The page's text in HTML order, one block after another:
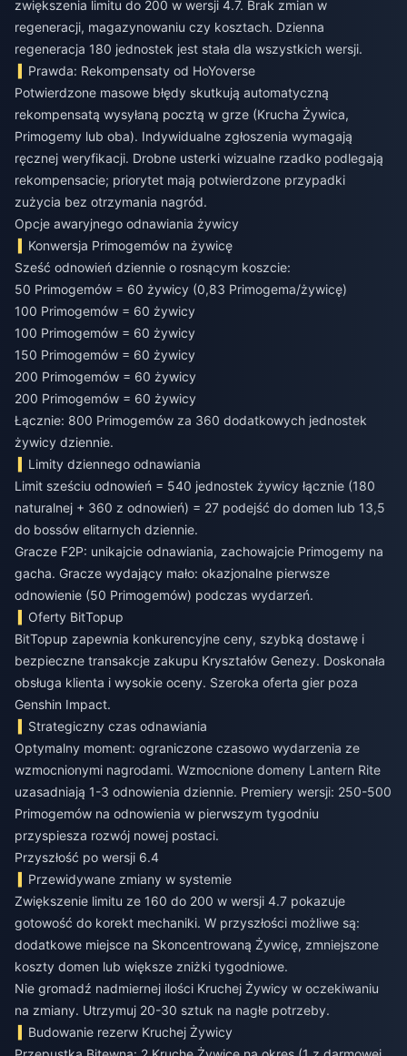
zwiększenia limitu do 200 w wersji 4.7. Brak zmian w
regeneracji, magazynowaniu czy kosztach. Dzienna
regeneracja 180 jednostek jest stała dla wszystkich wersji.
Prawda: Rekompensaty od HoYoverse
Potwierdzone masowe błędy skutkują automatyczną
rekompensatą wysyłaną pocztą w grze (Krucha Żywica,
Primogemy lub oba). Indywidualne zgłoszenia wymagają
ręcznej weryfikacji. Drobne usterki wizualne rzadko podlegają
rekompensacie; priorytet mają potwierdzone przypadki
zużycia bez otrzymania nagród.
Opcje awaryjnego odnawiania żywicy
Konwersja Primogemów na żywicę
Sześć odnowień dziennie o rosnącym koszcie:
50 Primogemów = 60 żywicy (0,83 Primogema/żywicę)
100 Primogemów = 60 żywicy
100 Primogemów = 60 żywicy
150 Primogemów = 60 żywicy
200 Primogemów = 60 żywicy
200 Primogemów = 60 żywicy
Łącznie: 800 Primogemów za 360 dodatkowych jednostek
żywicy dziennie.
Limity dziennego odnawiania
Limit sześciu odnowień = 540 jednostek żywicy łącznie (180
naturalnej + 360 z odnowień) = 27 podejść do domen lub 13,5
do bossów elitarnych dziennie.
Gracze F2P: unikajcie odnawiania, zachowajcie Primogemy na
gacha. Gracze wydający mało: okazjonalne pierwsze
odnowienie (50 Primogemów) podczas wydarzeń.
Oferty BitTopup
BitTopup zapewnia konkurencyjne ceny, szybką dostawę i
bezpieczne transakcje zakupu Kryształów Genezy. Doskonała
obsługa klienta i wysokie oceny. Szeroka oferta gier poza
Genshin Impact.
Strategiczny czas odnawiania
Optymalny moment: ograniczone czasowo wydarzenia ze
wzmocnionymi nagrodami. Wzmocnione domeny Lantern Rite
uzasadniają 1-3 odnowienia dziennie. Premiery wersji: 250-500
Primogemów na odnowienia w pierwszym tygodniu
przyspiesza rozwój nowej postaci.
Przyszłość po wersji 6.4
Przewidywane zmiany w systemie
Zwiększenie limitu ze 160 do 200 w wersji 4.7 pokazuje
gotowość do korekt mechaniki. W przyszłości możliwe są:
dodatkowe miejsce na Skoncentrowaną Żywicę, zmniejszone
koszty domen lub większe zniżki tygodniowe.
Nie gromadź nadmiernej ilości Kruchej Żywicy w oczekiwaniu
na zmiany. Utrzymuj 20-30 sztuk na nagłe potrzeby.
Budowanie rezerw Kruchej Żywicy